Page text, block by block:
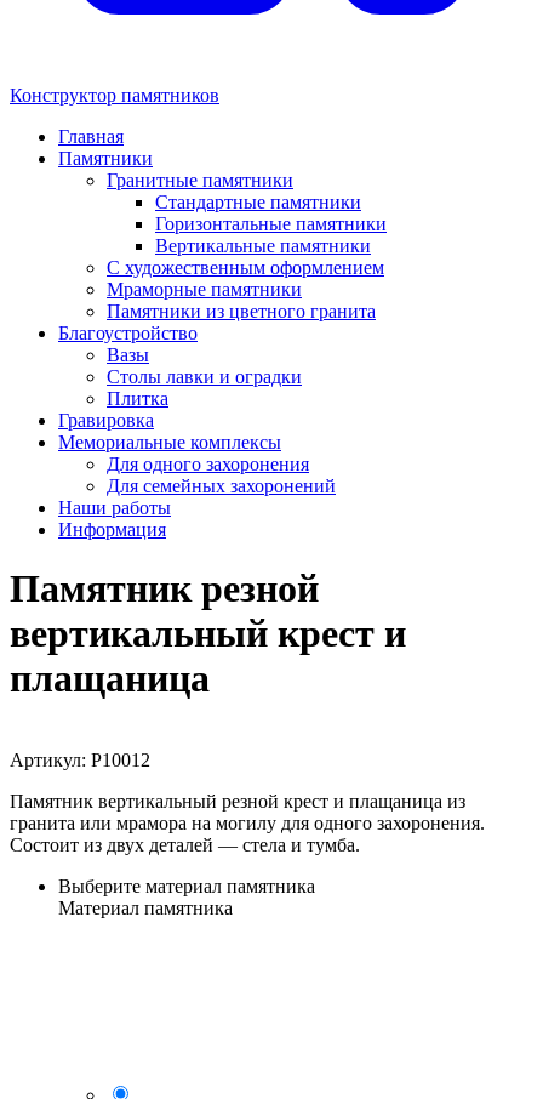
Конструктор памятников
Главная
Памятники
Гранитные памятники
Стандартные памятники
Горизонтальные памятники
Вертикальные памятники
С художественным оформлением
Мраморные памятники
Памятники из цветного гранита
Благоустройство
Вазы
Столы лавки и оградки
Плитка
Гравировка
Мемориальные комплексы
Для одного захоронения
Для семейных захоронений
Наши работы
Информация
Памятник резной
вертикальный крест и
плащаница
Артикул: P10012
Памятник вертикальный резной крест и плащаница из
гранита или мрамора на могилу для одного захоронения.
Состоит из двух деталей — стела и тумба.
Выберите материал памятника
Материал памятника